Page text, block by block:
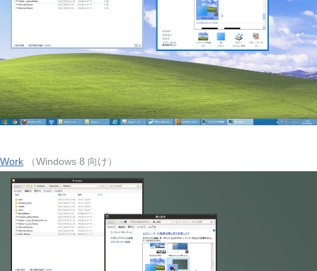
Work （Windows 8 向け）